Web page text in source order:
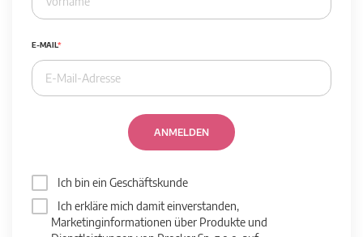
E-MAIL
ANMELDEN
Ich bin ein Geschäftskunde
Ich erkläre mich damit einverstanden,
Marketinginformationen über Produkte und